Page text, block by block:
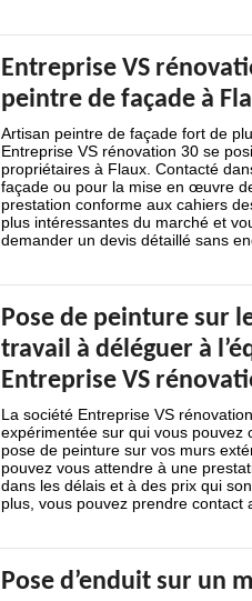
Entreprise VS
peintre de façade à
Artisan peintre de façade fort de
Entreprise VS rénovation 30 se
propriétaires à Flaux. Contacté
façade ou pour la mise en œuvre
prestation conforme aux cahiers
plus intéressantes du marché et
demander un devis détaillé sans
Pose de peinture sur
travail à déléguer à
Entreprise VS
La société Entreprise VS
expérimentée sur qui vous pouvez
pose de peinture sur vos murs
pouvez vous attendre à une
dans les délais et à des prix qui
plus, vous pouvez prendre contact
Pose d’enduit sur un